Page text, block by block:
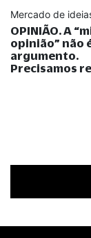
Mercado de
OPINIÃO. A “
opinião” não
argumento.
Precisamos